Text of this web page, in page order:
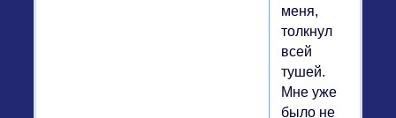
меня,
толкнул
всей
тушей.
Мне уже
было не